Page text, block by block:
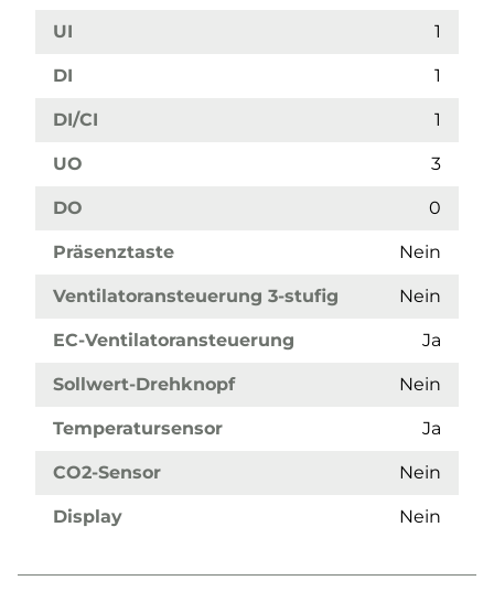
UI 1
DI 1
DI/CI 1
UO 3
DO 0
Präsenztaste Nein
Ventilatoransteuerung 3-stufig Nein
EC-Ventilatoransteuerung Ja
Sollwert-Drehknopf Nein
Temperatursensor Ja
CO2-Sensor Nein
Display Nein